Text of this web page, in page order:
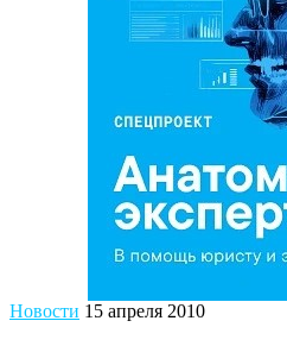
Новости 15 апреля 2010